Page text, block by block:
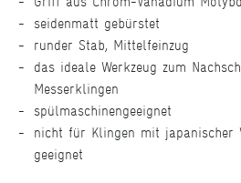
seidenmatt gebürstet
runder Stab, Mittelfeinzug
das ideale Werkzeug zum
Messerklingen
spülmaschinengeeignet
nicht für Klingen mit japanischer
geeignet